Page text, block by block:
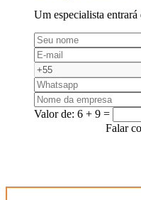
Um especialista
Valor de: 6 + 9 =
Falar